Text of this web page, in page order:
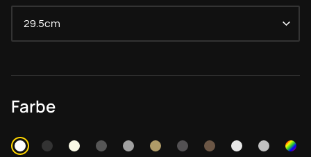
29.5cm
Farbe